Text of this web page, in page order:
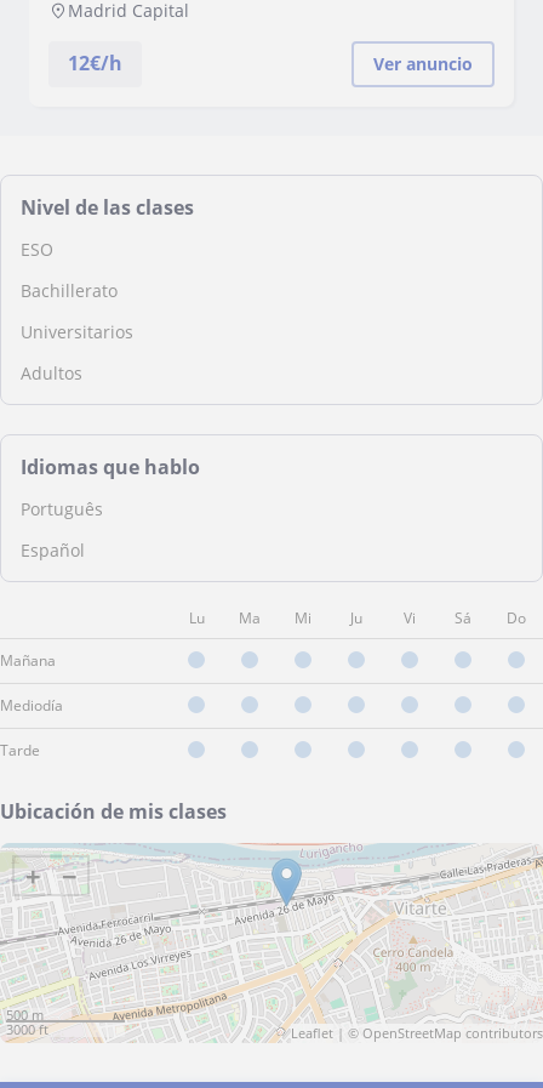
Madrid Capital
12€/h Ver anuncio
Nivel de las clases
ESO
Bachillerato
Universitarios
Adultos
Idiomas que hablo
Português
Español
Lu Ma Mi Ju Vi Sá Do
Mañana
Mediodía
Tarde
Ubicación de mis clases
+ −
500 m
3000 ft
Leaflet | © OpenStreetMap contributors